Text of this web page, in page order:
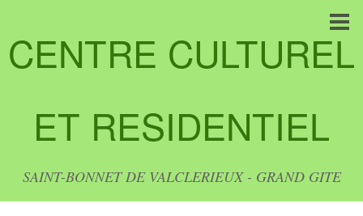
CENTRE CULTUREL
ET RESIDENTIEL
SAINT-BONNET DE VALCLERIEUX - GRAND GITE